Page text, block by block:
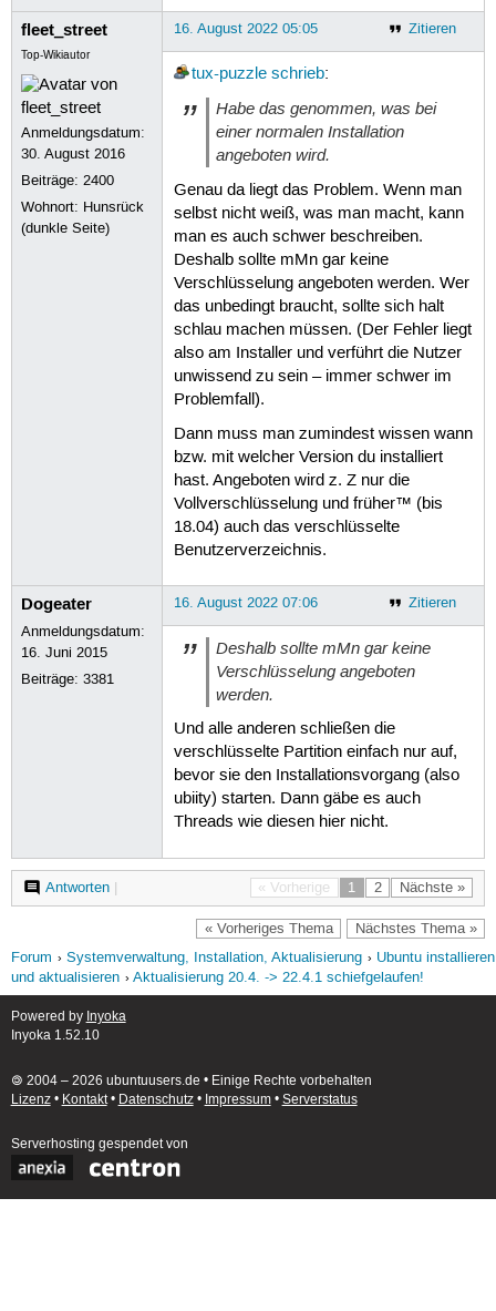
fleet_street
Top-Wikiautor
Anmeldungsdatum:
30. August 2016
Beiträge:2400
Wohnort: Hunsrück
(dunkle Seite)
Zitieren
16. August 2022 05:05
tux-puzzle schrieb:
Habe das genommen, was bei
einer normalen Installation
angeboten wird.
Genau da liegt das Problem. Wenn man
selbst nicht weiß, was man macht, kann
man es auch schwer beschreiben.
Deshalb sollte mMn gar keine
Verschlüsselung angeboten werden. Wer
das unbedingt braucht, sollte sich halt
schlau machen müssen. (Der Fehler liegt
also am Installer und verführt die Nutzer
unwissend zu sein – immer schwer im
Problemfall).
Dann muss man zumindest wissen wann
bzw. mit welcher Version du installiert
hast. Angeboten wird z. Z nur die
Vollverschlüsselung und früher™ (bis
18.04) auch das verschlüsselte
Benutzerverzeichnis.
Dogeater
Anmeldungsdatum:
16. Juni 2015
Beiträge:3381
Zitieren
16. August 2022 07:06
Deshalb sollte mMn gar keine
Verschlüsselung angeboten
werden.
Und alle anderen schließen die
verschlüsselte Partition einfach nur auf,
bevor sie den Installationsvorgang (also
ubiity) starten. Dann gäbe es auch
Threads wie diesen hier nicht.
« Vorherige 1 2 Nächste »
Antworten|
« Vorheriges Thema Nächstes Thema »
Forum Systemverwaltung, Installation, Aktualisierung
Ubuntu installieren
und aktualisieren
Aktualisierung 20.4. -> 22.4.1 schiefgelaufen!
Powered by Inyoka
Inyoka 1.52.10
🄯 2004 – 2026 ubuntuusers.de • Einige Rechte vorbehalten
Lizenz• Kontakt• Datenschutz• Impressum• Serverstatus
Serverhosting gespendet von